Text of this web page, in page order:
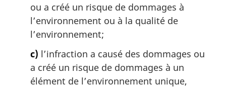
ou a créé un risque de dommages à
l’environnement ou à la qualité de
l’environnement;
c) l’infraction a causé des dommages ou
a créé un risque de dommages à un
élément de l’environnement unique,